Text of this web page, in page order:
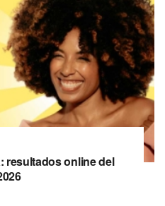
resultados online del